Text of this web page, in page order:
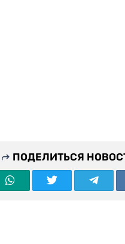
ПОДЕЛИТЬСЯ